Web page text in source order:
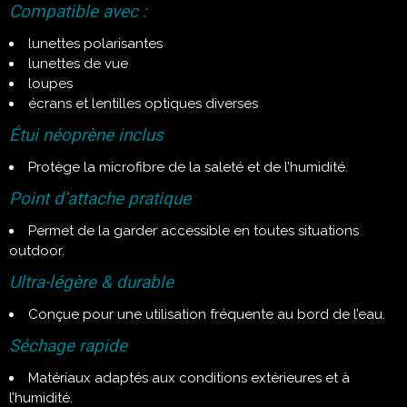
Compatible avec :
lunettes polarisantes
lunettes de vue
loupes
écrans et lentilles optiques diverses
Étui néoprène inclus
Protège la microfibre de la saleté et de l’humidité.
Point d’attache pratique
Permet de la garder accessible en toutes situations
outdoor.
Ultra-légère & durable
Conçue pour une utilisation fréquente au bord de l’eau.
Séchage rapide
Matériaux adaptés aux conditions extérieures et à
l’humidité.